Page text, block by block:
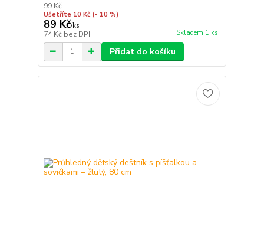
99 Kč
Ušetříte 10 Kč (- 10 %)
89 Kč/ks
74 Kč bez DPH Skladem 1 ks
Přidat do košíku